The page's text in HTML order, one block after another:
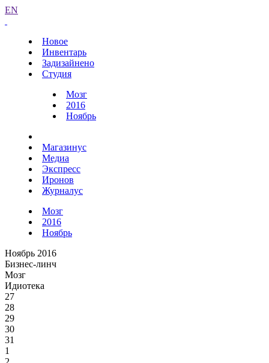
EN
Новое
Инвентарь
Задизайнено
Студия
Мозг
2016
Ноябрь
Магазинус
Медиа
Экспресс
Иронов
Журналус
Мозг
2016
Ноябрь
Ноябрь 2016
Бизнес-линч
Мозг
Идиотека
27
28
29
30
31
1